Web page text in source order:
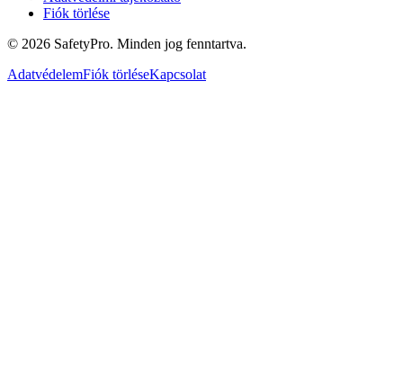
Fiók törlése
© 2026 SafetyPro. Minden jog fenntartva.
AdatvédelemFiók törléseKapcsolat